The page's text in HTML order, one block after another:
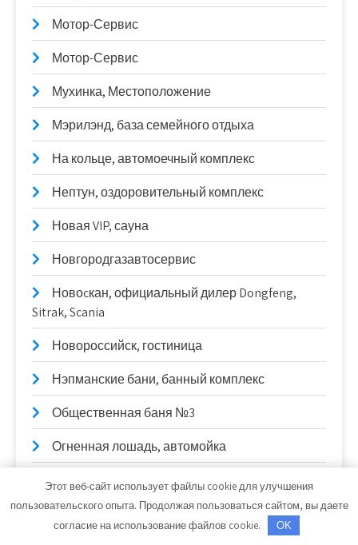
Мотор-Сервис
Мотор-Сервис
Мухинка, Местоположение
Мэрилэнд, база семейного отдыха
На кольце, автомоечный комплекс
Нептун, оздоровительный комплекс
Новая VIP, сауна
Новгородгазавтосервис
Новоcкан, официальный дилер Dongfeng,
Sitrak, Scania
Новороссийск, гостиница
Нэпманские бани, банный комплекс
Общественная баня №3
Огненная лошадь, автомойка
Оздоровительно-спортивный комплекс, г.
Озеро, мини-отель
Этот веб-сайт использует файлы cookie для улучшения
пользовательского опыта. Продолжая пользоваться сайтом, вы даете
согласие на использование файлов cookie.
OK